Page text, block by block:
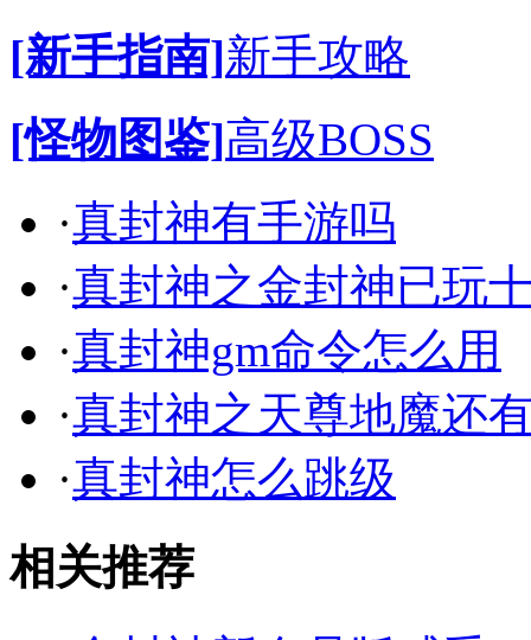
[新手指南]新手攻略
[怪物图鉴]高级BOSS
·真封神有手游吗
·真封神之金封神已玩
·真封神gm命令怎么用
·真封神之天尊地魔还
·真封神怎么跳级
相关推荐